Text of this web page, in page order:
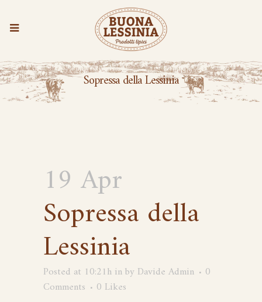
Sopressa della Lessinia
19 Apr
Sopressa della
Lessinia
Posted at 10:21h inby Davide Admin
0
Comments
0 Likes